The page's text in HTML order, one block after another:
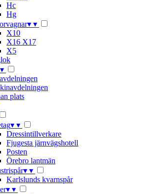
Hc
Hg
▾ ▾
X10
X16 X17
X5
▾
plats
▾ ▾
Dressintillverkare
Fjugesta järnvägshotell
Posten
Örebro lantmän
▾ ▾
Karlslunds kvarnspår
▾ ▾